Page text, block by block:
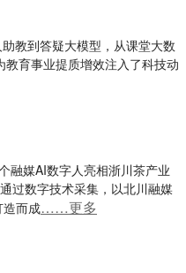
教到答疑大模型，从课堂大数
育事业提质增效注入了科技动
融媒AI数字人亮相浙川茶产业
过数字技术采集，以北川融媒
而成……更多